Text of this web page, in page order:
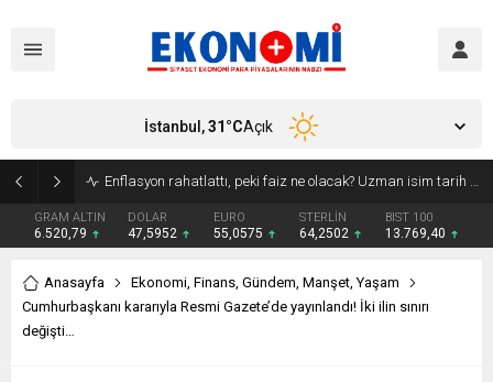
Bakan Kurum: Atık artış hızı yarı yarıya inmeli
GRAM ALTIN
6.520,79
DOLAR
47,5952
EURO
55,0575
STERLİN
64,2502
BIST 100
13.769,40
İstanbul,31°CAçık
Anasayfa Ekonomi, Finans, Gündem, Manşet,Yaşam
Cumhurbaşkanı kararıyla Resmi Gazete’de yayınlandı! İki ilin sınırı
değişti…